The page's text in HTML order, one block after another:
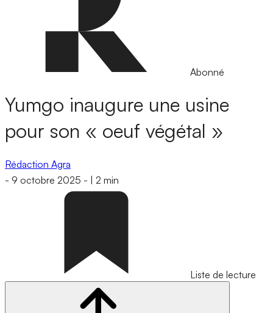
Abonné
Yumgo inaugure une usine
pour son « oeuf végétal »
Rédaction Agra
- 9 octobre 2025 - 2 min
Liste de lecture